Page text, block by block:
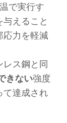
で実行す
えること
応力を軽減
ス鋼と同
きない強度
て達成され